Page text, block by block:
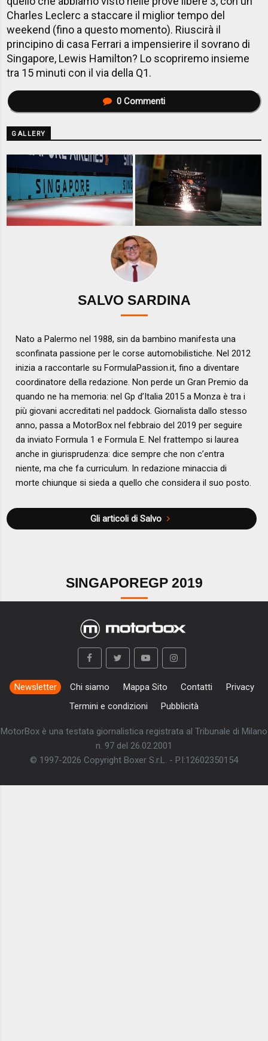
Charles Leclerc a staccare il miglior tempo del
weekend (fino a questo momento). Riuscirà il
principino di casa Ferrari a impensierire il sovrano di
Singapore, Lewis Hamilton? Lo scopriremo insieme
tra 15 minuti con il via della Q1.
0Commenti
GALLERY
SALVO SARDINA
Nato a Palermo nel 1988, sin da bambino manifesta una
sconfinata passione per le corse automobilistiche. Nel 2012
inizia a raccontarle su FormulaPassion.it, fino a diventare
coordinatore della redazione. Non perde un Gran Premio da
quando ne ha memoria: nel Gp d’Italia 2015 a Monza è tra i
più giovani accreditati nel paddock. Giornalista dallo stesso
anno, passa a MotorBox nel febbraio del 2019 per seguire
da inviato Formula 1 e Formula E. Nel frattempo si laurea
anche in giurisprudenza: dice sempre che non c’entra
niente, ma che fa curriculum. In redazione minaccia di
morte chiunque si sieda a quello che considera il suo posto.
Gli articoli di Salvo
SINGAPOREGP 2019
Newsletter Chi siamo Mappa Sito Contatti
Privacy
Termini e condizioni
Pubblicità
MotorBox è una testata giornalistica registrata al Tribunale di Milano
n. 97 del 26.02.2001
© 1997-2026 Copyright Boxer S.r.L. - P.I:12602350154